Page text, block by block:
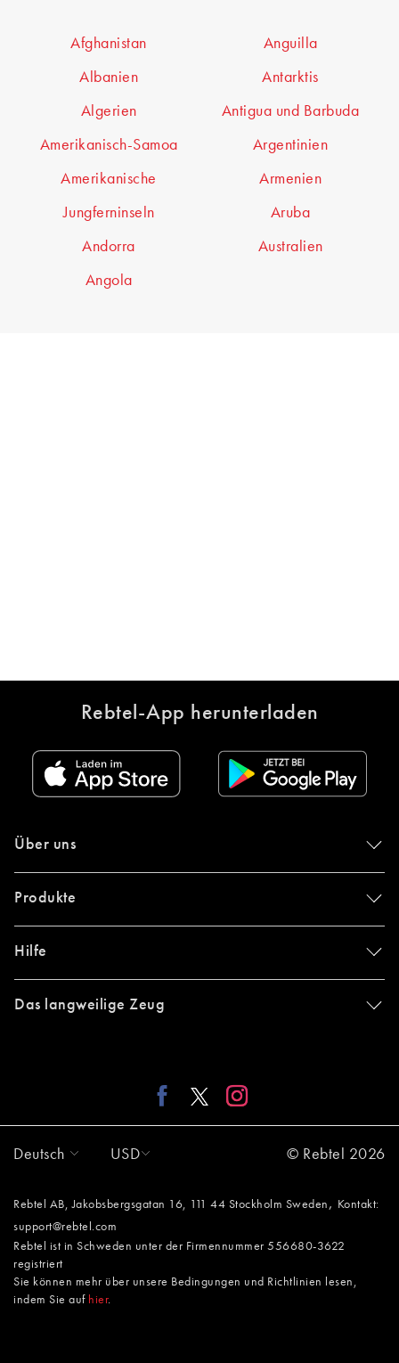
Afghanistan
Albanien
Algerien
Amerikanisch-Samoa
Amerikanische
Jungferninseln
Andorra
Angola
Anguilla
Antarktis
Antigua und Barbuda
Argentinien
Armenien
Aruba
Australien
Rebtel-App herunterladen
Über uns
Produkte
Hilfe
Das langweilige Zeug
Deutsch USD © Rebtel 2026
Rebtel AB, Jakobsbergsgatan 16, 111 44 Stockholm Sweden ,
Kontakt:
support@rebtel.com
Rebtel ist in Schweden unter der Firmennummer 556680-3622
registriert
Sie können mehr über unsere Bedingungen und Richtlinien lesen,
indem Sie auf hier.